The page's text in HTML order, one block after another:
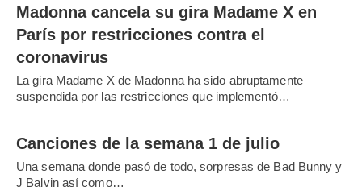
Madonna cancela su gira Madame X en
París por restricciones contra el
coronavirus
La gira Madame X de Madonna ha sido abruptamente
suspendida por las restricciones que implementó…
Canciones de la semana 1 de julio
Una semana donde pasó de todo, sorpresas de Bad Bunny y
J Balvin así como…